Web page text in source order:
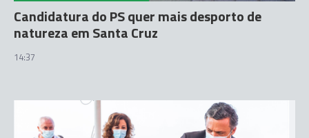
Candidatura do PS quer mais desporto de
natureza em Santa Cruz
14:37